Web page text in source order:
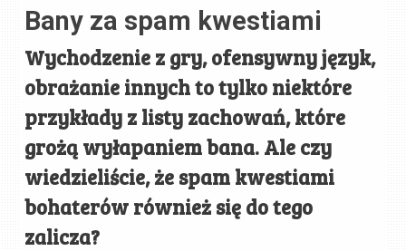
Bany za spam kwestiami
Wychodzenie z gry, ofensywny język,
obrażanie innych to tylko niektóre
przykłady z listy zachowań, które
grożą wyłapaniem bana. Ale czy
wiedzieliście, że spam kwestiami
bohaterów również się do tego
zalicza?